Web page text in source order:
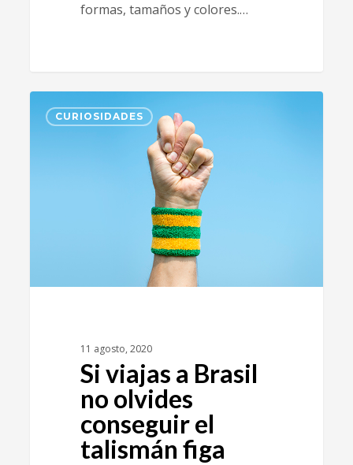
formas, tamaños y colores.…
CURIOSIDADES
11 agosto, 2020
Si viajas a Brasil
no olvides
conseguir el
talismán figa
0